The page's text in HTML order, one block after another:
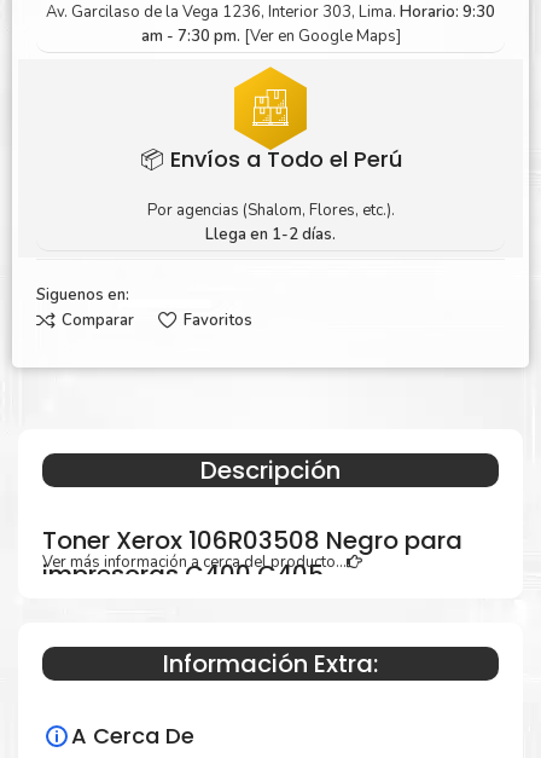
Av. Garcilaso de la Vega 1236, Interior 303, Lima. Horario: 9:30
am - 7:30 pm. [Ver en Google Maps]
📦 Envíos a Todo el Perú
Por agencias (Shalom, Flores, etc.).
Llega en 1-2 días.
Siguenos en:
Comparar
Favoritos
Descripción
Toner Xerox 106R03508 Negro para
impresoras C400 C405
Especificaciones Técnicas
Para impresoras:
Ver más información a cerca del producto...
Información Extra:
A Cerca De